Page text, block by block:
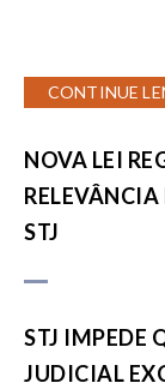
CONTINUE
NOVA LEI
RELEVÂNCIA
STJ
STJ IMPEDE
JUDICIAL